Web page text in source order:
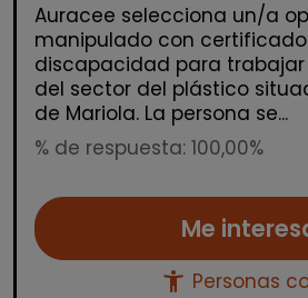
Auracee selecciona un/a
manipulado con
discapacidad para
del sector del plástico
de Mariola. La persona se...
% de respuesta: 100,00%
Me
accessibility_new Personas